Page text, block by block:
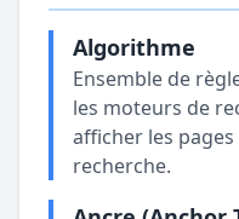
Algorithme
Ensemble de
les moteurs de
afficher les
recherche.